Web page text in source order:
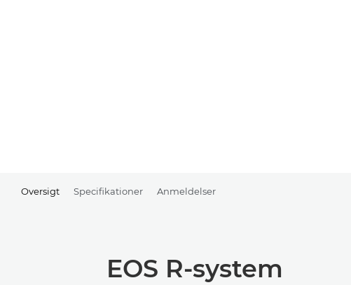
Oversigt Specifikationer Anmeldelser
EOS R-system